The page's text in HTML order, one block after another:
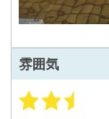
雰囲気